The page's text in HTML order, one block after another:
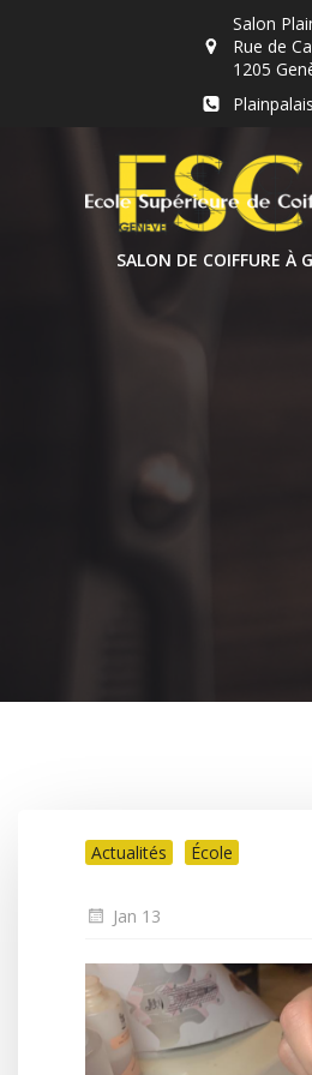
Salon
Rue de
1205
SALON DE COIFFURE À
Actualités École
Jan 13